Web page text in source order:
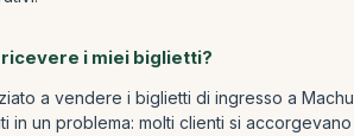
i miei biglietti?
a vendere i biglietti di ingresso a
in un problema: molti clienti si